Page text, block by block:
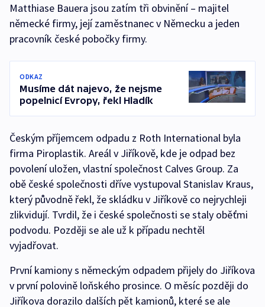
Matthiase Bauera jsou zatím tři obvinění – majitel
německé firmy, její zaměstnanec v Německu a jeden
pracovník české pobočky firmy.
ODKAZ
Musíme dát najevo, že nejsme
popelnicí Evropy, řekl Hladík
Českým příjemcem odpadu z Roth International byla
firma Piroplastik. Areál v Jiříkově, kde je odpad bez
povolení uložen, vlastní společnost Calves Group. Za
obě české společnosti dříve vystupoval Stanislav Kraus,
který původně řekl, že skládku v Jiříkově co nejrychleji
zlikvidují. Tvrdil, že i české společnosti se staly oběťmi
podvodu. Později se ale už k případu nechtěl
vyjadřovat.
První kamiony s německým odpadem přijely do Jiříkova
v první polovině loňského prosince. O měsíc později do
Jiříkova dorazilo dalších pět kamionů, které se ale